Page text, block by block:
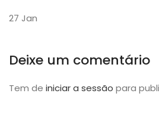
27 Jan
Deixe um comentário
Tem de iniciar a sessão para